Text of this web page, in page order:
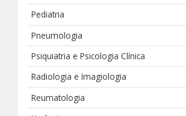
Pediatria
Pneumologia
Psiquiatria e Psicologia Clínica
Radiologia e Imagiologia
Reumatologia